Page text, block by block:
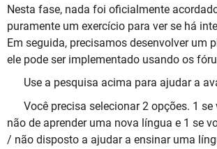
Nesta fase, nada foi oficialmente
puramente um exercício para ver se há
Em seguida, precisamos desenvolver um
ele pode ser implementado usando os
Use a pesquisa acima para ajudar a
Você precisa selecionar 2 opções. 1
não de aprender uma nova língua e 1 se
/ não disposto a ajudar a ensinar uma